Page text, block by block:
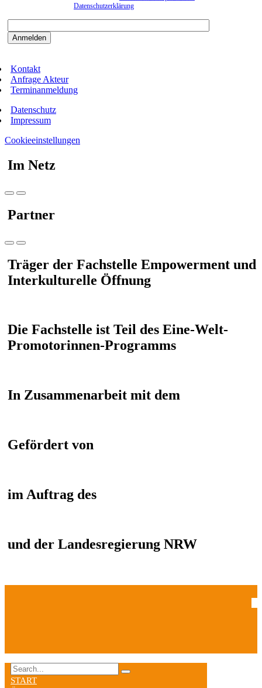
Datenschutzerklärung
Kontakt
Anfrage Akteur
Terminanmeldung
Datenschutz
Impressum
Cookieeinstellungen
Im Netz
Partner
Träger der Fachstelle Empowerment und
Interkulturelle Öffnung
Die Fachstelle ist Teil des Eine-Welt-
Promotorinnen-Programms
In Zusammenarbeit mit dem
Gefördert von
im Auftrag des
und der Landesregierung NRW
START